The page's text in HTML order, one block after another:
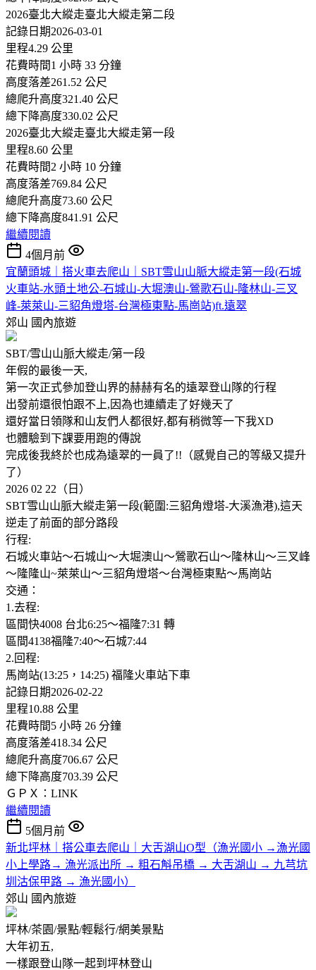
2026臺北大縱走臺北大縱走第二段
記錄日期2026-03-01
里程4.29 公里
花費時間1 小時 33 分鐘
高度落差261.52 公尺
總爬升高度321.40 公尺
總下降高度330.02 公尺
2026臺北大縱走臺北大縱走第一段
里程8.60 公里
花費時間2 小時 10 分鐘
高度落差769.84 公尺
總爬升高度73.60 公尺
總下降高度841.91 公尺
繼續閱讀
4個月前
宜蘭頭城｜搭火車去爬山｜SBT雪山山脈大縱走第一段(石城
火車站-水頭土地公-石城山-大堀澳山-鶯歌石山-隆林山-三叉
峰-萊萊山-三貂角燈塔-台灣極東點-馬崗站)ft.遠翠
郊山 國內旅遊
SBT/雪山山脈大縱走/第一段
年假的最後一天,
第一次正式參加登山界的赫赫有名的遠翠登山隊的行程
出發前還很怕跟不上,因為也連續走了好幾天了
還好當日領隊和山友們人都很好,都有稍微等一下我XD
也體驗到下課要用跑的傳說
完成後我終於也成為遠翠的一員了!!（感覺自己的等級又提升
了）
2026 02 22（日）
SBT雪山山脈大縱走第一段(範圍:三貂角燈塔-大溪漁港),這天
逆走了前面的部分路段
行程:
石城火車站～石城山～大堀澳山～鶯歌石山～隆林山～三叉峰
～隆隆山~萊萊山～三貂角燈塔～台灣極東點～馬崗站
交通：
1.去程:
區間快4008 台北6:25～福隆7:31 轉
區間4138福隆7:40～石城7:44
2.回程:
馬崗站(13:25，14:25) 福隆火車站下車
記錄日期2026-02-22
里程10.88 公里
花費時間5 小時 26 分鐘
高度落差418.34 公尺
總爬升高度706.67 公尺
總下降高度703.39 公尺
ＧＰＸ：LINK
繼續閱讀
5個月前
新北坪林｜搭公車去爬山｜大舌湖山O型（漁光國小 →漁光國
小上學路→ 漁光派出所 → 粗石斛吊橋 → 大舌湖山 → 九芎坑
圳沽保甲路 → 漁光國小）
郊山 國內旅遊
坪林/茶園/景點/輕鬆行/網美景點
大年初五,
一樣跟登山隊一起到坪林登山